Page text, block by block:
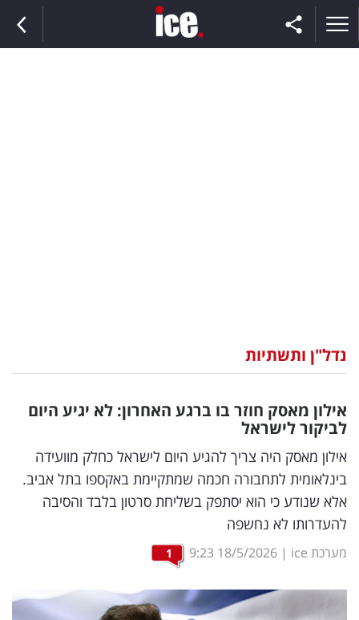
וצרכנות
דיגיטל
וטק
שיווק
ופרסום
משפט
מדדים
ומחקרים
נדל"ן ותשתיות
אילון מאסק חוזר בו ברגע האחרון: לא יגיע היום
לביקור לישראל
אילון מאסק היה צריך להגיע היום לישראל כחלק מוועידה
בינלאומית לתחבורה חכמה שמתקיימת באקספו בתל אביב.
אלא שנודע כי הוא יסתפק בשליחת סרטון בלבד והסיבה
להעדרותו לא נחשפה
מערכת ice |
18/5/2026
9:23
1